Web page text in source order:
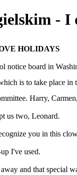
- I
HOLIDAYS
notice board in
is to take place in
Harry,
us two, Leonard.
you in this
I've used.
and that special